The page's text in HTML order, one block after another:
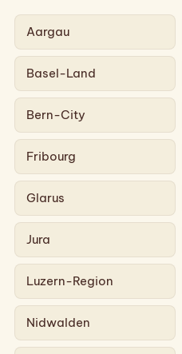
Aargau
Basel-Land
Bern-City
Fribourg
Glarus
Jura
Luzern-Region
Nidwalden